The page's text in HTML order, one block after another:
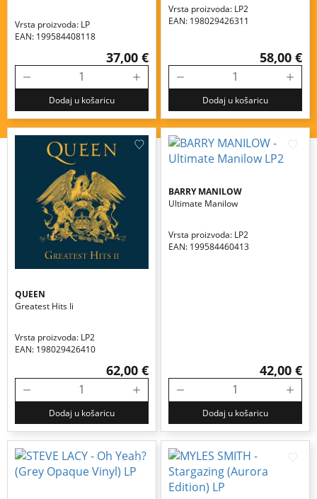
Vrsta proizvoda: LP
EAN: 199584408118
37,00 €
Dodaj u košaricu
Vrsta proizvoda: LP2
EAN: 198029426311
58,00 €
Dodaj u košaricu
QUEEN
Greatest Hits Ii
Vrsta proizvoda: LP2
EAN: 198029426410
62,00 €
Dodaj u košaricu
BARRY MANILOW
Ultimate Manilow
Vrsta proizvoda: LP2
EAN: 199584460413
42,00 €
Dodaj u košaricu